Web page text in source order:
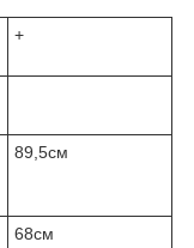
+
89,5см
68см